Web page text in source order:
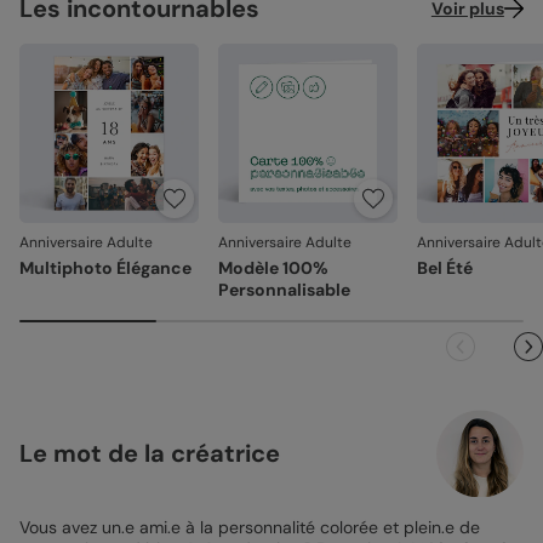
Les incontournables Voir plus
Anniversaire Adulte
Multiphoto Élégance
Anniversaire Adulte
Modèle 100%
Personnalisable
Anniversaire
Bel Été
Le mot de la créatrice
Vous avez un.e ami.e à la personnalité colorée et plein.e de